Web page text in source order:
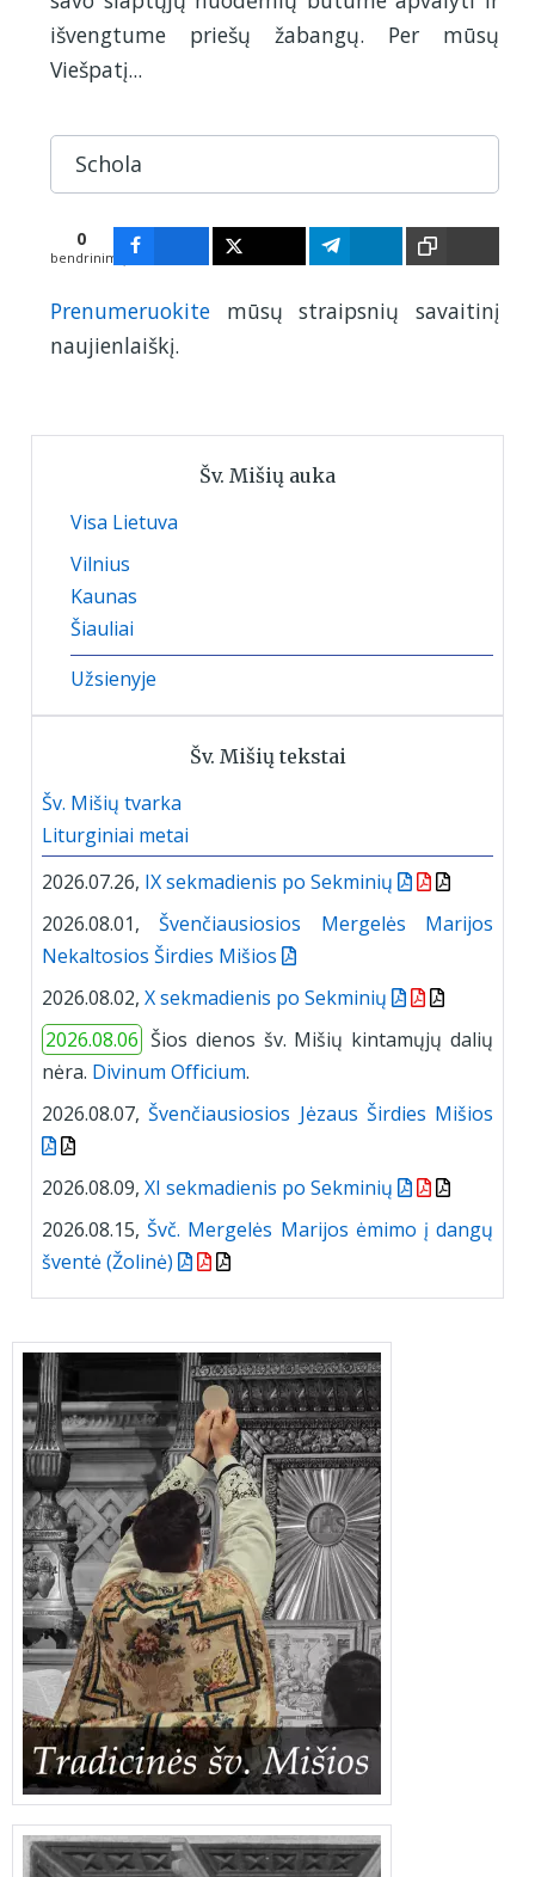
išvengtume priešų žabangų. Per mūsų
Viešpatį...
Schola
0
bendrinimų
Prenumeruokite mūsų straipsnių savaitinį
naujienlaiškį.
Šv. Mišių auka
Visa Lietuva
Vilnius
Kaunas
Šiauliai
Užsienyje
Šv. Mišių tekstai
Šv. Mišių tvarka
Liturginiai metai
2026.07.26, IX sekmadienis po Sekminių
2026.08.01,Švenčiausiosios Mergelės Marijos
Nekaltosios Širdies Mišios
2026.08.02, X sekmadienis po Sekminių
2026.08.06 Šios dienos šv. Mišių kintamųjų dalių
nėra. Divinum Officium.
2026.08.07,Švenčiausiosios Jėzaus Širdies Mišios
2026.08.09, XI sekmadienis po Sekminių
2026.08.15,Švč. Mergelės Marijos ėmimo į dangų
šventė (Žolinė)